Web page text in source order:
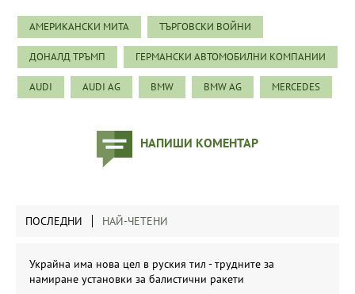
АМЕРИКАНСКИ МИТА ТЪРГОВСКИ ВОЙНИ
ДОНАЛД ТРЪМП ГЕРМАНСКИ АВТОМОБИЛНИ КОМПАНИИ
AUDI AUDI AG BMW BMW AG MERCEDES
НАПИШИ КОМЕНТАР
ПОСЛЕДНИ НАЙ-ЧЕТЕНИ
Украйна има нова цел в руския тил - трудните за
намиране установки за балистични ракети